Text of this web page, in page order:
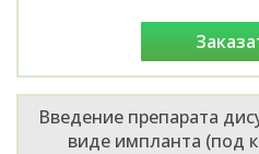
Введение препарата
виде импланта (под